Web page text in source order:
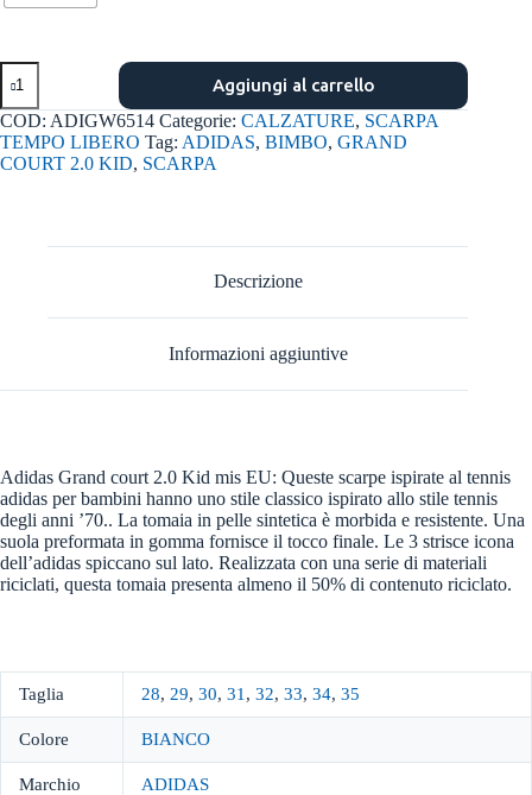
Grand
court
2.0
el
k
b/blu
Aggiungi al carrello
COD: ADIGW6514 Categorie: CALZATURE, SCARPA
TEMPO LIBERO Tag: ADIDAS, BIMBO, GRAND
COURT 2.0 KID, SCARPA
Descrizione
Informazioni aggiuntive
Adidas Grand court 2.0 Kid mis EU: Queste scarpe ispirate al tennis
adidas per bambini hanno uno stile classico ispirato allo stile tennis
degli anni ’70.. La tomaia in pelle sintetica è morbida e resistente. Una
suola preformata in gomma fornisce il tocco finale. Le 3 strisce icona
dell’adidas spiccano sul lato. Realizzata con una serie di materiali
riciclati, questa tomaia presenta almeno il 50% di contenuto riciclato.
Taglia 28, 29, 30, 31 , 32, 33, 34, 35
Colore BIANCO
Marchio ADIDAS